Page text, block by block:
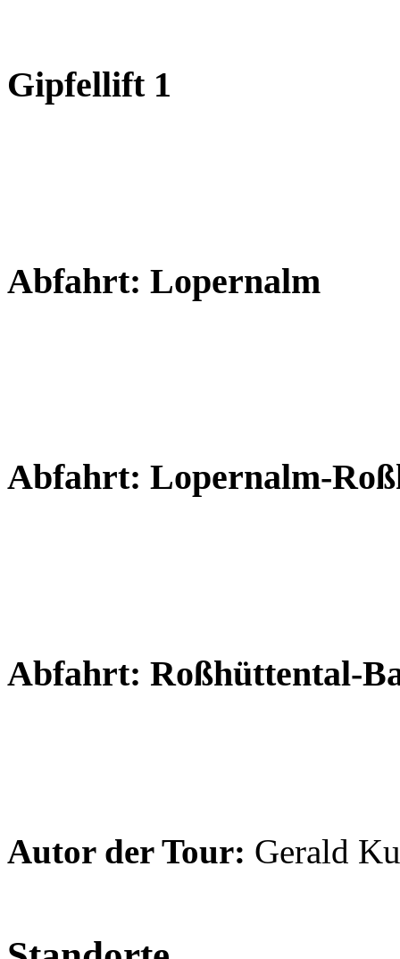
Gipfellift 1
Abfahrt: Lopernalm
Abfahrt: Lopernalm-
Abfahrt: Roßhüttental-
Autor der Tour: Gerald